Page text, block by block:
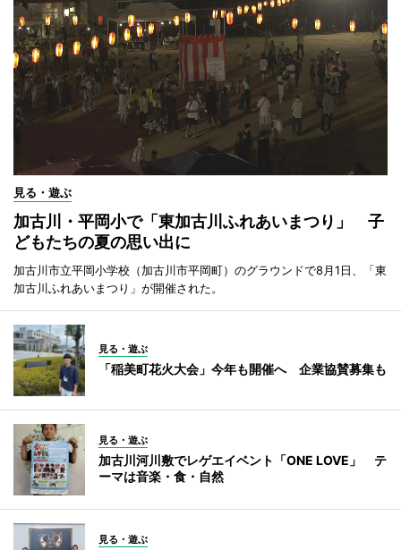
見る・遊ぶ
加古川・平岡小で「東加古川ふれあいまつり」 子
どもたちの夏の思い出に
加古川市立平岡小学校（加古川市平岡町）のグラウンドで8月1日、「東
加古川ふれあいまつり」が開催された。
見る・遊ぶ
「稲美町花火大会」今年も開催へ 企業協賛募集も
見る・遊ぶ
加古川河川敷でレゲエイベント「ONE LOVE」 テ
ーマは音楽・食・自然
見る・遊ぶ